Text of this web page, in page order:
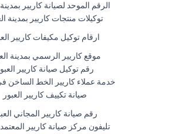
الرقم الموحد لصيانة كاريير بمدينة
توكيلات منتجات كاريير بمدينة
ارقام توكيل مكيفات كاريير
موقع كاريير الرسمي بمدينة
رقم توكيل صيانة كاريير
خدمة عملاء كاريير الخط الساخن
صيانة تكييف كاريير العبور
رقم صيانة كاريير المجاني
تليفون مركز صيانة كاريير المعتمد